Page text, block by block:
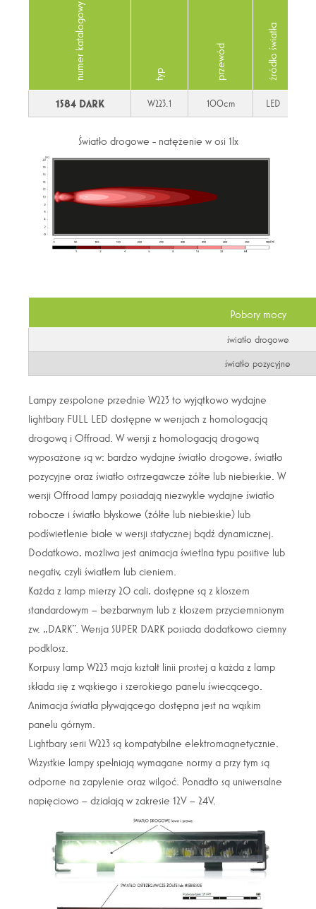
numer katalogowy typ przewód źródło światła
1584 DARK W223.1 100cm LED
Światło drogowe - natężenie w osi 1lx
Pobory mocy
światło drogowe
światło pozycyjne
Lampy zespolone przednie W223 to wyjątkowo wydajne
lightbary FULL LED dostępne w wersjach z homologacją
drogową i Offroad. W wersji z homologacją drogową
wyposażone są w: bardzo wydajne światło drogowe, światło
pozycyjne oraz światło ostrzegawcze żółte lub niebieskie. W
wersji Offroad lampy posiadają niezwykle wydajne światło
robocze i światło błyskowe (żółte lub niebieskie) lub
podświetlenie białe w wersji statycznej bądź dynamicznej.
Dodatkowo, możliwa jest animacja świetlna typu positive lub
negativ, czyli światłem lub cieniem.
Każda z lamp mierzy 20 cali, dostępne są z kloszem
standardowym – bezbarwnym lub z kloszem przyciemnionym
zw. „DARK”. Wersja SUPER DARK posiada dodatkowo ciemny
podklosz.
Korpusy lamp W223 maja kształt linii prostej a każda z lamp
składa się z wąskiego i szerokiego panelu świecącego.
Animacja światła pływającego dostępna jest na wąskim
panelu górnym.
Lightbary serii W223 są kompatybilne elektromagnetycznie.
Wszystkie lampy spełniają wymagane normy a przy tym są
odporne na zapylenie oraz wilgoć. Ponadto są uniwersalne
napięciowo – działają w zakresie 12V – 24V.